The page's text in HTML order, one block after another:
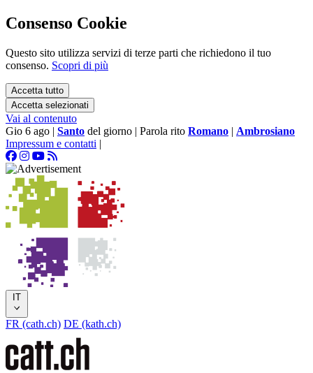
Consenso Cookie
Questo sito utilizza servizi di terze parti che richiedono il tuo
consenso. Scopri di più
Accetta tutto
Accetta selezionati
Vai al contenuto
Gio 6 ago | Santo del giorno | Parola rito Romano | Ambrosiano
Impressum e contatti |
IT
FR (cath.ch) DE (kath.ch)